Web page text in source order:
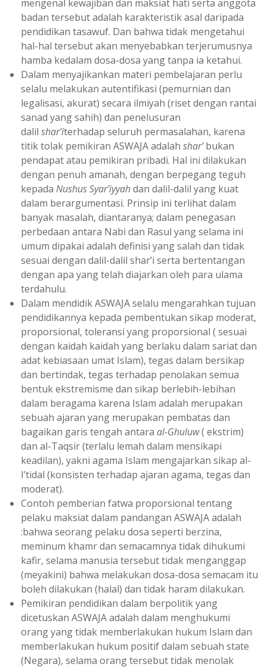
badan tersebut adalah karakteristik asal daripada
pendidikan tasawuf. Dan bahwa tidak mengetahui
hal-hal tersebut akan menyebabkan terjerumusnya
hamba kedalam dosa-dosa yang tanpa ia ketahui.
Dalam menyajikankan materi pembelajaran perlu
selalu melakukan autentifikasi (pemurnian dan
legalisasi, akurat) secara ilmiyah (riset dengan rantai
sanad yang sahih) dan penelusuran
dalil shar’iterhadap seluruh permasalahan, karena
titik tolak pemikiran ASWAJA adalah shar’bukan
pendapat atau pemikiran pribadi. Hal ini dilakukan
dengan penuh amanah, dengan berpegang teguh
kepada Nushus Syar’iyyahdan dalil-dalil yang kuat
dalam berargumentasi. Prinsip ini terlihat dalam
banyak masalah, diantaranya; dalam penegasan
perbedaan antara Nabi dan Rasul yang selama ini
umum dipakai adalah definisi yang salah dan tidak
sesuai dengan dalil-dalil shar’i serta bertentangan
dengan apa yang telah diajarkan oleh para ulama
terdahulu.
Dalam mendidik ASWAJA selalu mengarahkan tujuan
pendidikannya kepada pembentukan sikap moderat,
proporsional, toleransi yang proporsional ( sesuai
dengan kaidah kaidah yang berlaku dalam sariat dan
adat kebiasaan umat Islam), tegas dalam bersikap
dan bertindak, tegas terhadap penolakan semua
bentuk ekstremisme dan sikap berlebih-lebihan
dalam beragama karena Islam adalah merupakan
sebuah ajaran yang merupakan pembatas dan
bagaikan garis tengah antara al-Ghuluw( ekstrim)
dan al-Taqsir (terlalu lemah dalam mensikapi
keadilan), yakni agama Islam mengajarkan sikap al-
I’tidal (konsisten terhadap ajaran agama, tegas dan
moderat).
Contoh pemberian fatwa proporsional tentang
pelaku maksiat dalam pandangan ASWAJA adalah
:bahwa seorang pelaku dosa seperti berzina,
meminum khamr dan semacamnya tidak dihukumi
kafir, selama manusia tersebut tidak menganggap
(meyakini) bahwa melakukan dosa-dosa semacam itu
boleh dilakukan (halal) dan tidak haram dilakukan.
Pemikiran pendidikan dalam berpolitik yang
dicetuskan ASWAJA adalah dalam menghukumi
orang yang tidak memberlakukan hukum Islam dan
memberlakukan hukum positif dalam sebuah state
(Negara), selama orang tersebut tidak menolak